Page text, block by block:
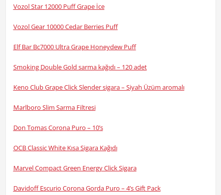
Vozol Star 12000 Puff Grape İce
Vozol Gear 10000 Cedar Berries Puff
Elf Bar Bc7000 Ultra Grape Honeydew Puff
Smoking Double Gold sarma kağıdı – 120 adet
Keno Club Grape Click Slender sigara – Siyah Üzüm aromalı
Marlboro Slim Sarma Filtresi
Don Tomas Corona Puro – 10’s
OCB Classic White Kısa Sigara Kağıdı
Marvel Compact Green Energy Click Sigara
Davidoff Escurio Corona Gorda Puro – 4’s Gift Pack